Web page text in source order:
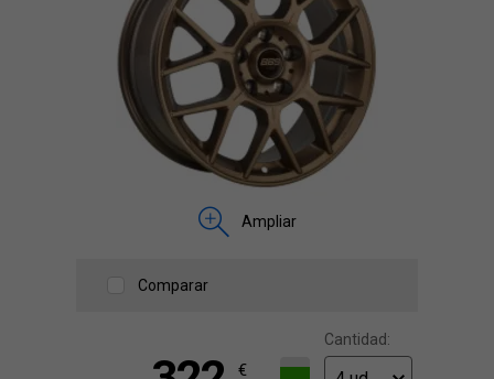
Ampliar
Comparar
Cantidad:
€